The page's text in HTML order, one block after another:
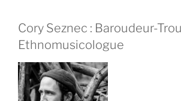
Cory Seznec : Baroudeur-
Ethnomusicologue